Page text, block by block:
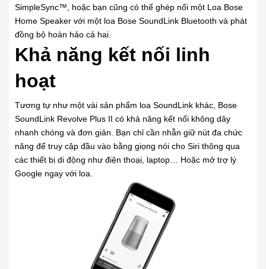
SimpleSync™, hoặc bạn cũng có thể ghép nối một Loa Bose
Home Speaker với một loa Bose SoundLink Bluetooth và phát
đồng bộ hoàn hảo cả hai.
Khả năng kết nối linh
hoạt
Tương tự như một vài sản phẩm loa SoundLink khác, Bose
SoundLink Revolve Plus II có khả năng kết nối không dây
nhanh chóng và đơn giản. Bạn chỉ cần nhẫn giữ nút đa chức
năng để truy cập đầu vào bằng giọng nói cho Siri thông qua
các thiết bị di động như điện thoại, laptop… Hoặc mở trợ lý
Google ngay với loa.